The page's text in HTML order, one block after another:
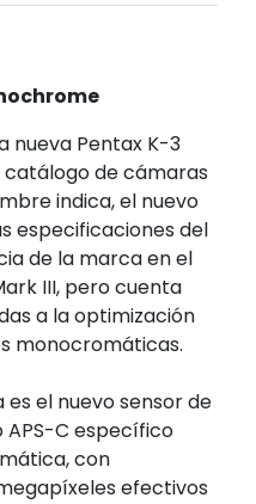
nueva Pentax K-3
catálogo de cámaras
indica, el nuevo
especificaciones del
de la marca en el
III, pero cuenta
a la optimización
monocromáticas.
el nuevo sensor de
APS-C específico
con
efectivos